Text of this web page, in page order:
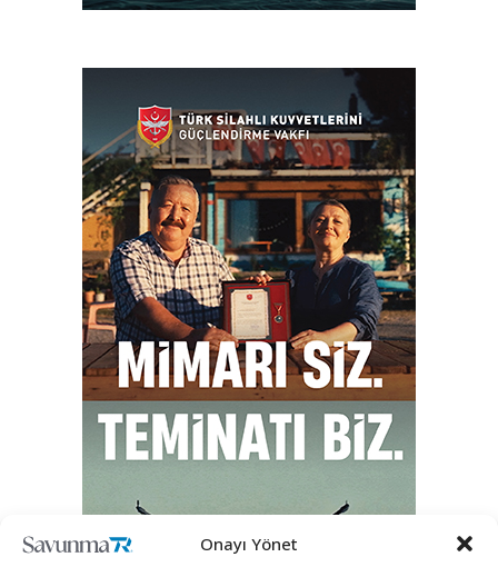
Onayı Yönet